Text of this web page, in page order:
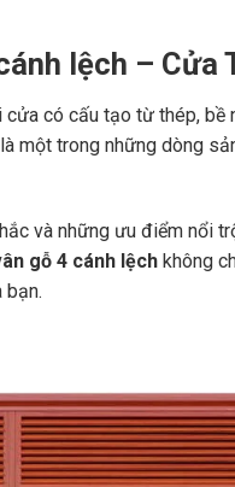
lệch – Cửa
cửa có cấu tạo từ thép,
một trong những dòng
và những ưu điểm nổi
gỗ 4 cánh lệch không
bạn.